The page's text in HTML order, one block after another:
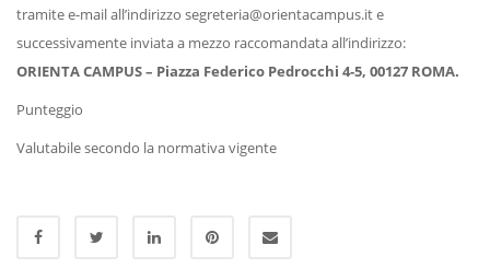
tramite e-mail all’indirizzo segreteria@orientacampus.it e
successivamente inviata a mezzo raccomandata all’indirizzo:
ORIENTA CAMPUS – Piazza Federico Pedrocchi 4-5, 00127 ROMA.
Punteggio
Valutabile secondo la normativa vigente